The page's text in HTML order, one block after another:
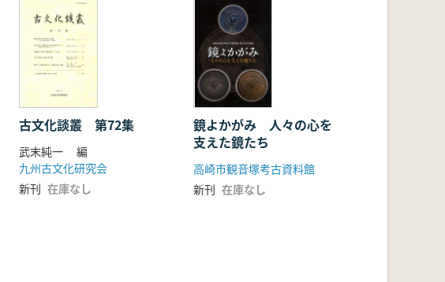
-
を中心に-
中心に-
内のキリスト教関連遺物-
古文化談叢 第72集
武末純一 編
九州古文化研究会
新刊 在庫なし
鏡よかがみ 人々の心を
支えた鏡たち
高崎市観音塚考古資料館
新刊 在庫なし